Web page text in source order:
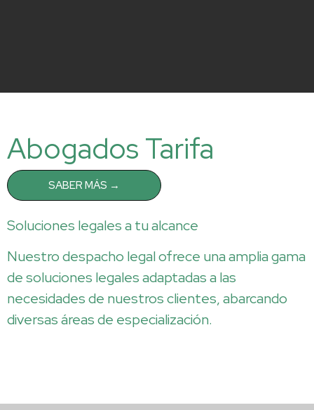
Abogados Tarifa
SABER MÁS →
Soluciones legales a tu alcance
Nuestro despacho legal ofrece una amplia gama
de soluciones legales adaptadas a las
necesidades de nuestros clientes, abarcando
diversas áreas de especialización.